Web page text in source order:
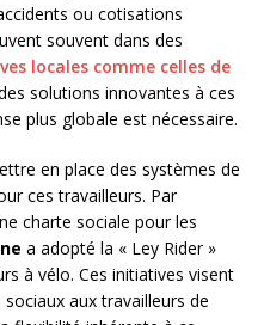
ou cotisations
souvent dans des
locales comme celles de
solutions innovantes à ces
plus globale est nécessaire.
en place des systèmes de
ces travailleurs. Par
charte sociale pour les
a adopté la « Ley Rider »
à vélo. Ces initiatives visent
aux travailleurs de